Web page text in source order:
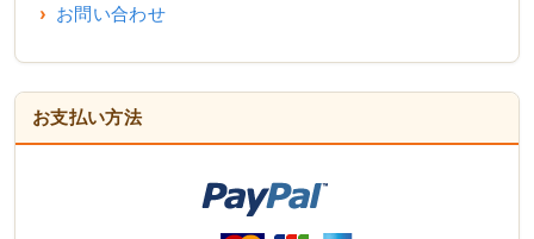
お問い合わせ
お支払い方法